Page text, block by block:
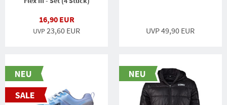
16,90 EUR
UVP23,60 EUR UVP 49,90 EUR